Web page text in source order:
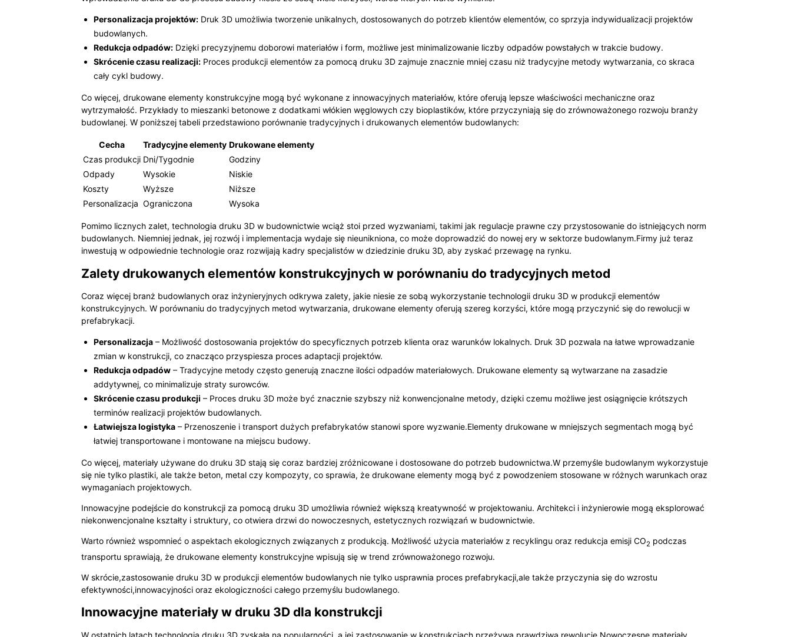
Personalizacja projektów: Druk 3D umożliwia tworzenie unikalnych, dostosowanych do potrzeb klientów elementów, co sprzyja indywidualizacji projektów
budowlanych.
Redukcja odpadów: Dzięki precyzyjnemu doborowi materiałów i form, możliwe jest minimalizowanie liczby odpadów powstałych w trakcie budowy.
Skrócenie czasu realizacji: Proces produkcji elementów za pomocą druku 3D zajmuje znacznie mniej czasu niż tradycyjne metody wytwarzania, co skraca
cały cykl budowy.
Co więcej, drukowane elementy konstrukcyjne mogą być wykonane z innowacyjnych materiałów, które oferują lepsze właściwości mechaniczne oraz
wytrzymałość. Przykłady to mieszanki betonowe z dodatkami włókien węglowych czy bioplastików, które przyczyniają się do zrównoważonego rozwoju branży
budowlanej. W poniższej tabeli przedstawiono porównanie tradycyjnych i drukowanych elementów budowlanych:
Cecha Tradycyjne elementy Drukowane elementy
Czas produkcji Dni/Tygodnie
Godziny
Odpady
Wysokie
Niskie
Koszty
Wyższe
Niższe
Personalizacja Ograniczona Wysoka
Pomimo licznych zalet, technologia druku 3D w budownictwie wciąż stoi przed wyzwaniami, takimi jak regulacje prawne czy przystosowanie do istniejących norm
budowlanych. Niemniej jednak, jej rozwój i implementacja wydaje się nieunikniona, co może doprowadzić do nowej ery w sektorze budowlanym.Firmy już teraz
inwestują w odpowiednie technologie oraz rozwijają kadry specjalistów w dziedzinie druku 3D, aby zyskać przewagę na rynku.
Zalety drukowanych elementów konstrukcyjnych w porównaniu do tradycyjnych metod
Coraz więcej branż budowlanych oraz inżynieryjnych odkrywa zalety, jakie niesie ze sobą wykorzystanie technologii druku 3D w produkcji elementów
konstrukcyjnych. W porównaniu do tradycyjnych metod wytwarzania, drukowane elementy oferują szereg korzyści, które mogą przyczynić się do rewolucji w
prefabrykacji.
Personalizacja – Możliwość dostosowania projektów do specyficznych potrzeb klienta oraz warunków lokalnych. Druk 3D pozwala na łatwe wprowadzanie
zmian w konstrukcji, co znacząco przyspiesza proces adaptacji projektów.
Redukcja odpadów – Tradycyjne metody często generują znaczne ilości odpadów materiałowych. Drukowane elementy są wytwarzane na zasadzie
addytywnej, co minimalizuje straty surowców.
Skrócenie czasu produkcji – Proces druku 3D może być znacznie szybszy niż konwencjonalne metody, dzięki czemu możliwe jest osiągnięcie krótszych
terminów realizacji projektów budowlanych.
Łatwiejsza logistyka – Przenoszenie i transport dużych prefabrykatów stanowi spore wyzwanie.Elementy drukowane w mniejszych segmentach mogą być
łatwiej transportowane i montowane na miejscu budowy.
Co więcej, materiały używane do druku 3D stają się coraz bardziej zróżnicowane i dostosowane do potrzeb budownictwa.W przemyśle budowlanym wykorzystuje
się nie tylko plastiki, ale także beton, metal czy kompozyty, co sprawia, że drukowane elementy mogą być z powodzeniem stosowane w różnych warunkach oraz
wymaganiach projektowych.
Innowacyjne podejście do konstrukcji za pomocą druku 3D umożliwia również większą kreatywność w projektowaniu. Architekci i inżynierowie mogą eksplorować
niekonwencjonalne kształty i struktury, co otwiera drzwi do nowoczesnych, estetycznych rozwiązań w budownictwie.
Warto również wspomnieć o aspektach ekologicznych związanych z produkcją. Możliwość użycia materiałów z recyklingu oraz redukcja emisji CO2 podczas
transportu sprawiają, że drukowane elementy konstrukcyjne wpisują się w trend zrównoważonego rozwoju.
W skrócie,zastosowanie druku 3D w produkcji elementów budowlanych nie tylko usprawnia proces prefabrykacji,ale także przyczynia się do wzrostu
efektywności,innowacyjności oraz ekologiczności całego przemyślu budowlanego.
Innowacyjne materiały w druku 3D dla konstrukcji
W ostatnich latach technologia druku 3D zyskała na popularności, a jej zastosowanie w konstrukcjach przeżywa prawdziwą rewolucję.Nowoczesne materiały